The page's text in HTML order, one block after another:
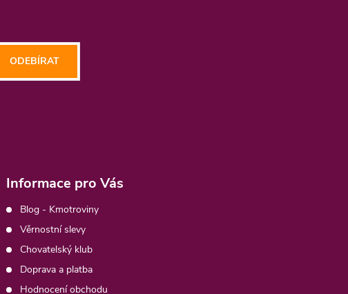
ODEBÍRAT
Informace pro Vás
Blog - Kmotroviny
Věrnostní slevy
Chovatelský klub
Doprava a platba
Hodnocení obchodu